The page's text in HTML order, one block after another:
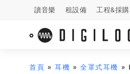
讀音樂 租設備 工程&採購
首頁 »耳機 »全罩式耳機 »